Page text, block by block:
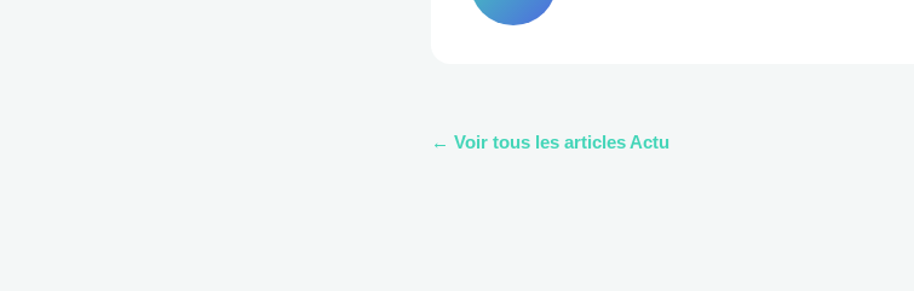
← Voir tous les articles Actu